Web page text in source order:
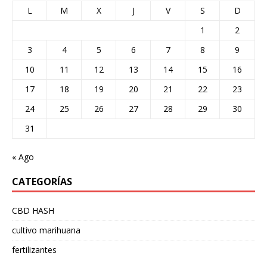
L M X J V S
D
1
2
3
4 5 6 7 8
9
10
11 12 13 14 15
16
17
18 19 20 21 22
23
24
25 26 27 28 29
30
31
« Ago
CATEGORÍAS
CBD HASH
cultivo marihuana
fertilizantes